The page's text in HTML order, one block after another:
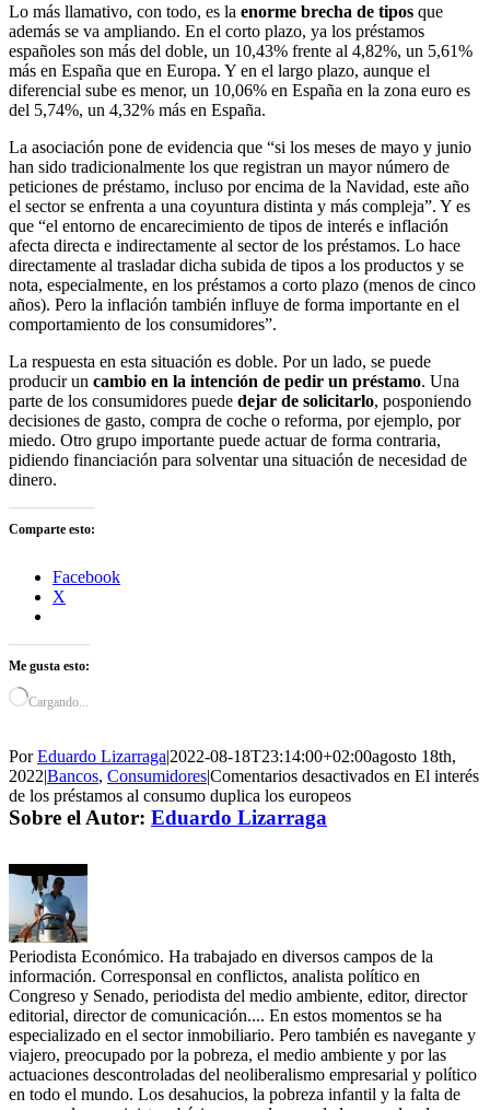
Lo más llamativo, con todo, es la enorme brecha de tipos que
además se va ampliando. En el corto plazo, ya los préstamos
españoles son más del doble, un 10,43% frente al 4,82%, un 5,61%
más en España que en Europa. Y en el largo plazo, aunque el
diferencial sube es menor, un 10,06% en España en la zona euro es
del 5,74%, un 4,32% más en España.
La asociación pone de evidencia que “si los meses de mayo y junio
han sido tradicionalmente los que registran un mayor número de
peticiones de préstamo, incluso por encima de la Navidad, este año
el sector se enfrenta a una coyuntura distinta y más compleja”. Y es
que “el entorno de encarecimiento de tipos de interés e inflación
afecta directa e indirectamente al sector de los préstamos. Lo hace
directamente al trasladar dicha subida de tipos a los productos y se
nota, especialmente, en los préstamos a corto plazo (menos de cinco
años). Pero la inflación también influye de forma importante en el
comportamiento de los consumidores”.
La respuesta en esta situación es doble. Por un lado, se puede
producir un cambio en la intención de pedir un préstamo. Una
parte de los consumidores puede dejar de solicitarlo, posponiendo
decisiones de gasto, compra de coche o reforma, por ejemplo, por
miedo. Otro grupo importante puede actuar de forma contraria,
pidiendo financiación para solventar una situación de necesidad de
dinero.
Comparte esto:
Facebook
X
Me gusta esto:
Cargando...
PorEduardo Lizarraga|2022-08-18T23:14:00+02:00agosto 18th,
2022|Bancos, Consumidores|Comentarios desactivados en El interés
de los préstamos al consumo duplica los europeos
Sobre el Autor: Eduardo Lizarraga
Periodista Económico. Ha trabajado en diversos campos de la
información. Corresponsal en conflictos, analista político en
Congreso y Senado, periodista del medio ambiente, editor, director
editorial, director de comunicación.... En estos momentos se ha
especializado en el sector inmobiliario. Pero también es navegante y
viajero, preocupado por la pobreza, el medio ambiente y por las
actuaciones descontroladas del neoliberalismo empresarial y político
en todo el mundo. Los desahucios, la pobreza infantil y la falta de